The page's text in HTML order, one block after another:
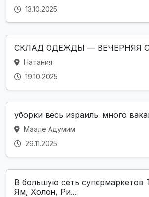
13.10.2025
СКЛАД ОДЕЖДЫ — ВЕЧЕРНЯЯ
Натания
19.10.2025
уборки весь израиль. много
Маале Адумим
29.11.2025
В большую сеть супермаркетов
Ям, Холон, Ри...